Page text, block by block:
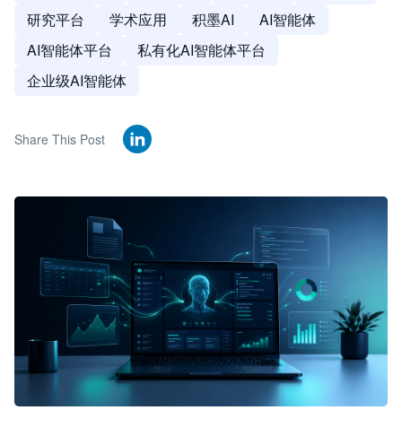
研究平台
学术应用 积墨AI
AI智能体
AI智能体平台
私有化AI智能体平台
企业级AI智能体
Share This Post